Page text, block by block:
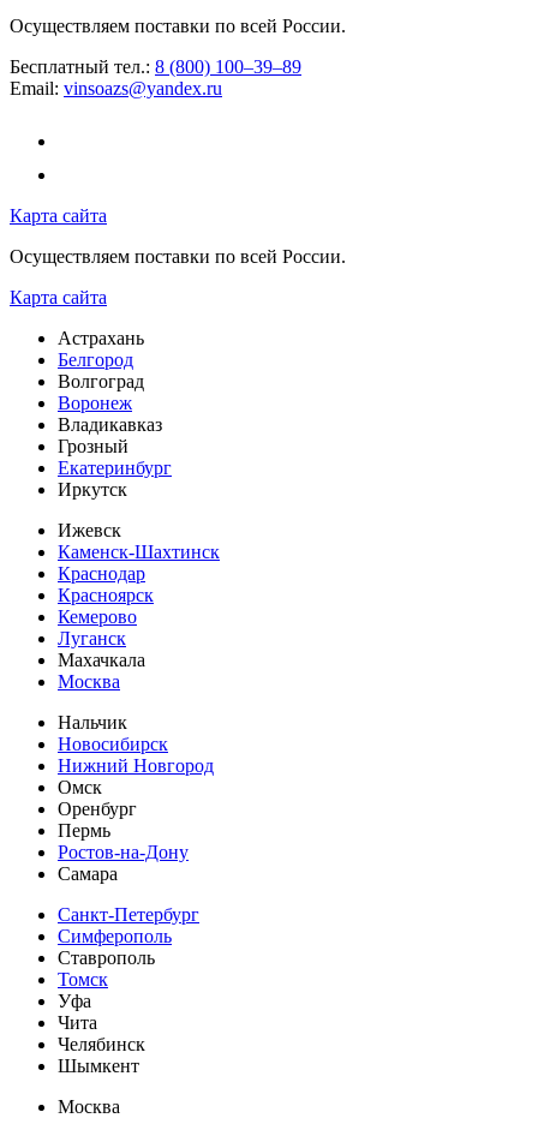
Осуществляем поставки по всей России.
Бесплатный тел.: 8 (800) 100–39–89
Email: vinsoazs@yandex.ru
Карта сайта
Осуществляем поставки по всей России.
Карта сайта
Астрахань
Белгород
Волгоград
Воронеж
Владикавказ
Грозный
Екатеринбург
Иркутск
Ижевск
Каменск-Шахтинск
Краснодар
Красноярск
Кемерово
Луганск
Махачкала
Москва
Нальчик
Новосибирск
Нижний Новгород
Омск
Оренбург
Пермь
Ростов-на-Дону
Самара
Санкт-Петербург
Симферополь
Ставрополь
Томск
Уфа
Чита
Челябинск
Шымкент
Москва